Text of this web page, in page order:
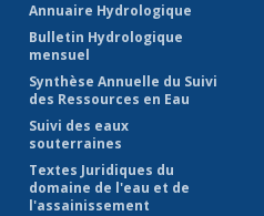
Annuaire Hydrologique
Bulletin Hydrologique
mensuel
Synthèse Annuelle du Suivi
des Ressources en Eau
Suivi des eaux
souterraines
Textes Juridiques du
domaine de l'eau et de
l'assainissement